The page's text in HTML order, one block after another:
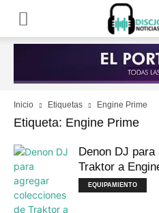
Inicio Etiquetas Engine Prime
Etiqueta: Engine Prime
Denon DJ
Traktor a
EQUIPAMIENTO